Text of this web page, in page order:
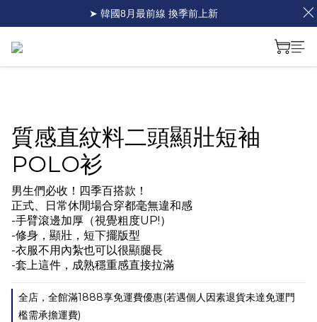
質感直紋料二頭顯壯短袖
POLO衫
男生們必收！四季百搭款！
正式、日常休閒場合穿都毫無違和感
-手臂滾邊加厚（視覺粗度UP!）
-修身，顯壯，短下擺版型
-衣服不用內紮也可以很顯腿長
-套上這件，成熟穩重感直接拉滿
全店，全館滿1888享免運費優惠(若遇個人因素退貨未達免運門
檻需承擔運費)
➤ 韓國8月最前線 換季前上新